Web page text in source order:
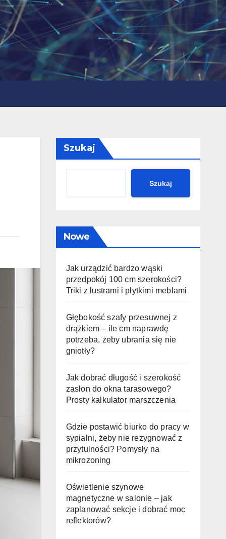
Szukaj
Szukaj
Nowe
Jak urządzić bardzo wąski
przedpokój 100 cm szerokości?
Triki z lustrami i płytkimi meblami
Głębokość szafy przesuwnej z
drążkiem – ile cm naprawdę
potrzeba, żeby ubrania się nie
gniotły?
Jak dobrać długość i szerokość
zasłon do okna tarasowego?
Prosty kalkulator marszczenia
Gdzie postawić biurko do pracy w
sypialni, żeby nie rezygnować z
przytulności? Pomysły na
mikrozoning
Oświetlenie szynowe
magnetyczne w salonie – jak
zaplanować sekcje i dobrać moc
reflektorów?